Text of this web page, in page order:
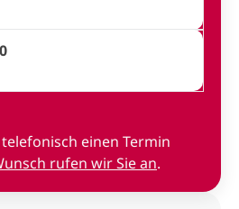
einen Termin
rufen wir Sie an.